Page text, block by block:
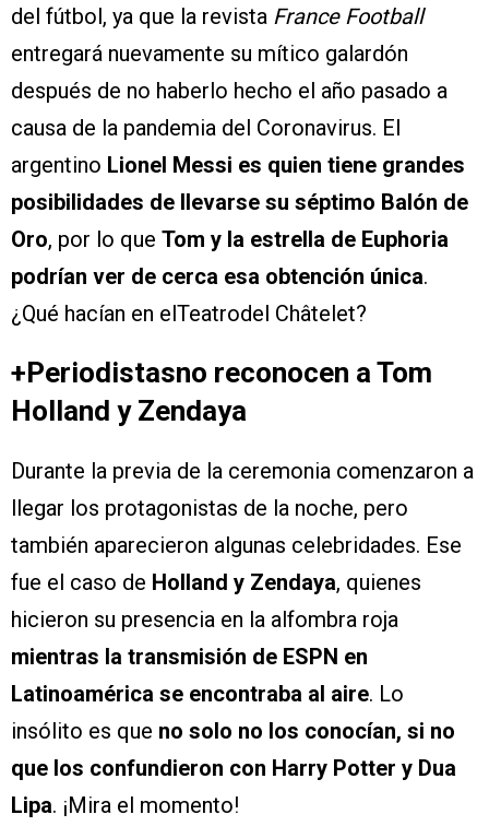
del fútbol, ya que la revista France Football
entregará nuevamente su mítico galardón
después de no haberlo hecho el año pasado a
causa de la pandemia del Coronavirus. El
argentino Lionel Messi es quien tiene grandes
posibilidades de llevarse su séptimo Balón de
Oro, por lo que Tom y la estrella de Euphoria
podrían ver de cerca esa obtención única.
¿Qué hacían en elTeatrodel Châtelet?
+Periodistasno reconocen a Tom
Holland y Zendaya
Durante la previa de la ceremonia comenzaron a
llegar los protagonistas de la noche, pero
también aparecieron algunas celebridades. Ese
fue el caso de Holland y Zendaya, quienes
hicieron su presencia en la alfombra roja
mientras la transmisión de ESPN en
Latinoamérica se encontraba al aire. Lo
insólito es que no solo no los conocían, si no
que los confundieron con Harry Potter y Dua
Lipa. ¡Mira el momento!